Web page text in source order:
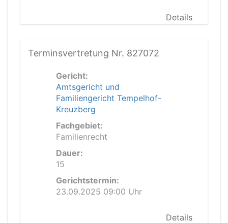
Details
Terminsvertretung Nr. 827072
Gericht:
Amtsgericht und
Familiengericht Tempelhof-
Kreuzberg
Fachgebiet:
Familienrecht
Dauer:
15
Gerichtstermin:
23.09.2025 09:00 Uhr
Details